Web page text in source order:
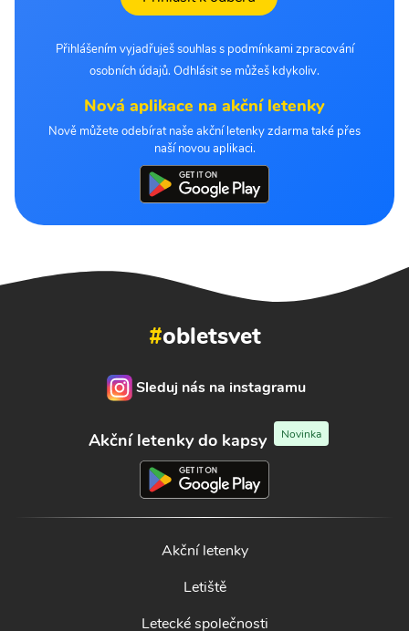
Přihlášením vyjadřuješ souhlas s podmínkami zpracování
osobních údajů. Odhlásit se můžeš kdykoliv.
Nová aplikace na akční letenky
Nově můžete odebírat naše akční letenky zdarma také přes
naší novou aplikaci.
#obletsvet
Sleduj nás na instagramu
Akční letenky do kapsy Novinka
Akční letenky
Letiště
Letecké společnosti